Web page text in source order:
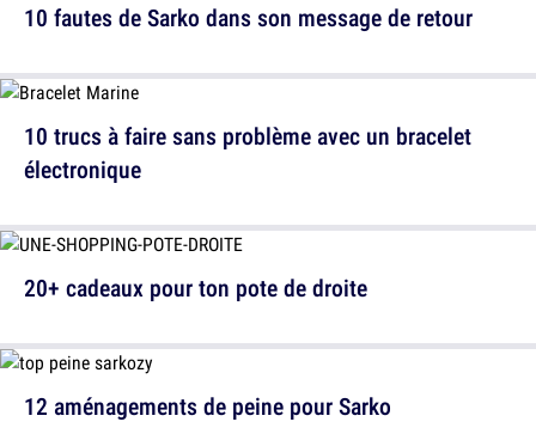
10 trucs à faire sans problème avec un bracelet
électronique
12 aménagements de peine pour Sarko
10 fautes de Sarko dans son message de retour
20+ cadeaux pour ton pote de droite